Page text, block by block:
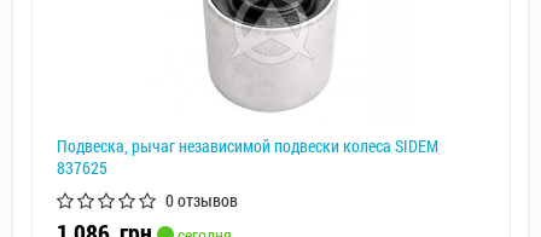
Подвеска, рычаг независимой подвески колеса SIDEM
837625
0 отзывов